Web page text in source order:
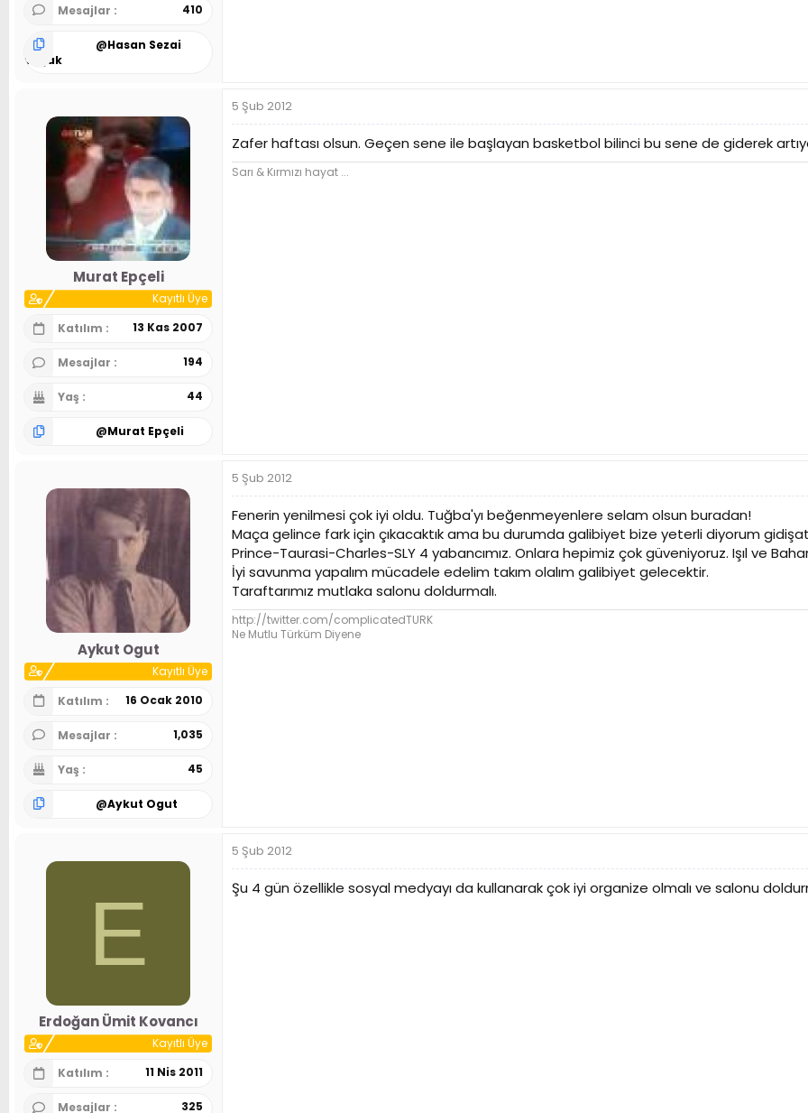
Mesajlar 410
@Hasan Sezai
Saçak
Murat Epçeli
Kayıtlı Üye
Katılım
13 Kas 2007
Mesajlar 194
Yaş 44
@Murat Epçeli
5 Şub 2012
Zafer haftası olsun. Geçen sene ile başlayan basketbol bilinci bu sene de giderek
Sarı & Kırmızı hayat ...
Aykut Ogut
Kayıtlı Üye
Katılım
16 Ocak 2010
Mesajlar 1,035
Yaş 45
@Aykut Ogut
5 Şub 2012
Fenerin yenilmesi çok iyi oldu. Tuğba'yı beğenmeyenlere selam olsun buradan!
Maça gelince fark için çıkacaktık ama bu durumda galibiyet bize yeterli diyorum
Prince-Taurasi-Charles-SLY 4 yabancımız. Onlara hepimiz çok güveniyoruz. Işıl ve
İyi savunma yapalım mücadele edelim takım olalım galibiyet gelecektir.
Taraftarımız mutlaka salonu doldurmalı.
http://twitter.com/complicatedTURK
Ne Mutlu Türküm Diyene
E
Erdoğan Ümit Kovancı
Kayıtlı Üye
Katılım
11 Nis 2011
Mesajlar 325
5 Şub 2012
Şu 4 gün özellikle sosyal medyayı da kullanarak çok iyi organize olmalı ve salonu